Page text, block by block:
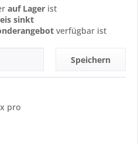
auf Lager ist
sinkt
verfügbar ist
Speichern
pro